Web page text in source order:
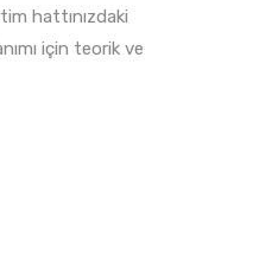
hattınızdaki
için teorik ve